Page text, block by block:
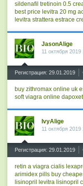
sildenafil tretinoin 0.5
best price levitra 20 mg
levitra strattera estrace
JasonAlige
11 октября 2019
Регистрация: 29.01.2019
buy zithromax online uk
soft viagra online
IvyAlige
11 октября 2019
Регистрация: 29.01.2019
retin a viagra cialis
arimidex pills buy
lisinopril levitra lisinopril